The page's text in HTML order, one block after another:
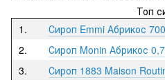
Топ
1.
Сироп Emmi Абрикос
2.
Сироп Monin Абрикос
3.
Сироп 1883 Maison